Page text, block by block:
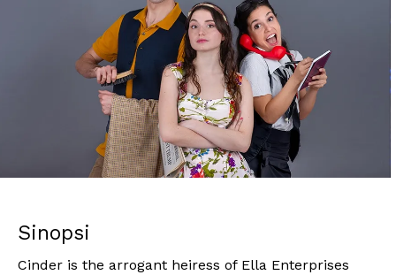
Sinopsi
Cinder is the arrogant heiress of Ella Enterprises